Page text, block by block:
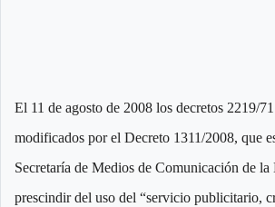
El 11 de agosto de 2008 los decretos 2219/
modificados por el Decreto 1311/2008, que
Secretaría de Medios de Comunicación de la
prescindir del uso del “servicio publicitario,